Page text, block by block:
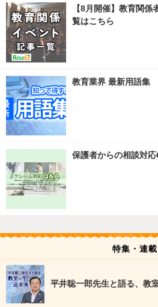
【8月開催】教育関
覧はこちら
教育業界 最新用語集
保護者からの相談対応
特集・連載
平井聡一郎先生と語る、教